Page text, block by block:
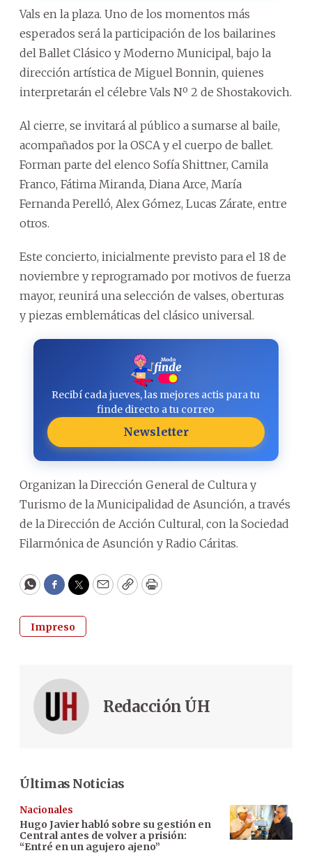
Vals en la plaza. Uno de los momentos más
esperados será la participación de los bailarines
del Ballet Clásico y Moderno Municipal, bajo la
dirección artística de Miguel Bonnin, quienes
interpretarán el célebre Vals Nº 2 de Shostakovich.
Al cierre, se invitará al público a sumarse al baile,
acompañados por la OSCA y el cuerpo de ballet.
Forman parte del elenco Sofía Shittner, Camila
Franco, Fátima Miranda, Diana Arce, María
Fernanda Perelló, Alex Gómez, Lucas Zárate, entre
otros.
Este concierto, inicialmente previsto para el 18 de
noviembre y reprogramado por motivos de fuerza
mayor, reunirá una selección de valses, oberturas
y piezas emblemáticas del clásico universal.
Recibí cada jueves, las mejores actis para tu
finde directo a tu correo
Newsletter
Organizan la Dirección General de Cultura y
Turismo de la Municipalidad de Asunción, a través
de la Dirección de Acción Cultural, con la Sociedad
Filarmónica de Asunción y Radio Cáritas.
WhatsApp
Facebook
Twitter
EmailCopyPrint
Impreso
Redacción ÚH
Últimas Noticias
Nacionales
Hugo Javier habló sobre su gestión en
Central antes de volver a prisión:
“Entré en un agujero ajeno”